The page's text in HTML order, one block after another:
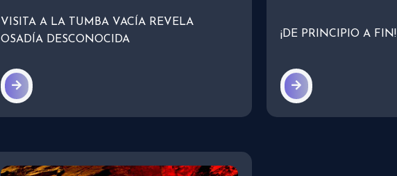
VISITA A LA TUMBA VACÍA REVELA
OSADÍA DESCONOCIDA
¡DE PRINCIPIO A FIN!